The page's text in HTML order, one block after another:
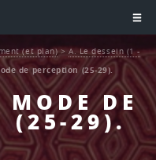
MODE DE
(25-29).
(et plan)>A. Le dessein (1 -
de perception (25-29).